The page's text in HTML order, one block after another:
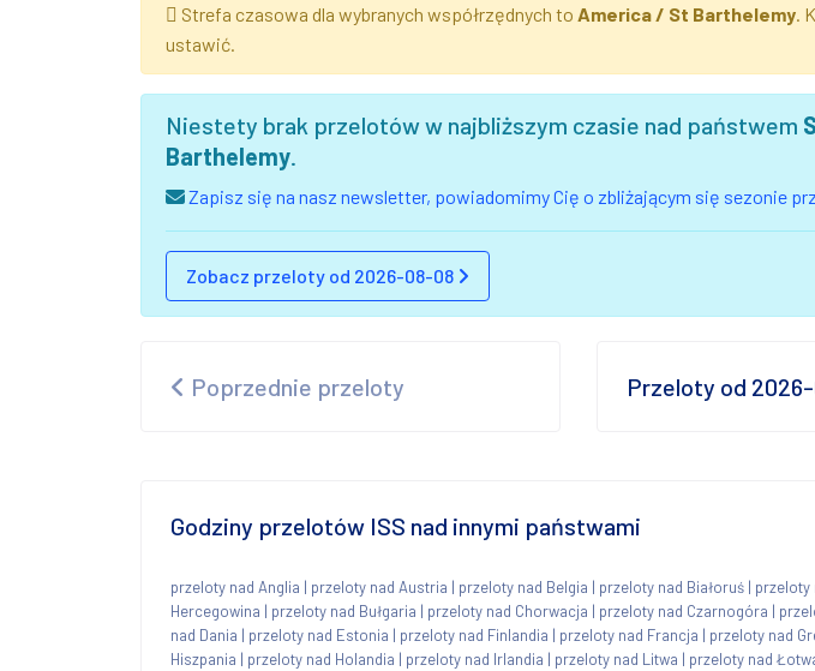
Strefa czasowa dla wybranych współrzędnych to America / St Barthelemy.
ustawić.
Niestety brak przelotów w najbliższym czasie nad państwem
Barthelemy.
Zapisz się na nasz newsletter, powiadomimy Cię o zbliżającym się sezonie
Zobacz przeloty od 2026-08-08
Poprzednie przeloty Przeloty od
Godziny przelotów ISS nad innymi państwami
przeloty nad Anglia | przeloty nad Austria | przeloty nad Belgia | przeloty nad Białoruś | przeloty
Hercegowina | przeloty nad Bułgaria | przeloty nad Chorwacja | przeloty nad Czarnogóra |
nad Dania | przeloty nad Estonia | przeloty nad Finlandia | przeloty nad Francja | przeloty nad
Hiszpania | przeloty nad Holandia | przeloty nad Irlandia | przeloty nad Litwa | przeloty nad